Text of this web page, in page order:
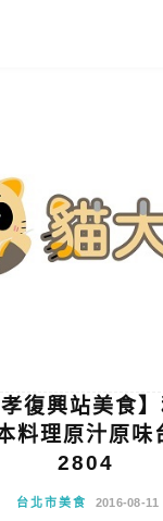
孝復興站美食
料理原汁原味
2804
台北市美食 2016-08-11